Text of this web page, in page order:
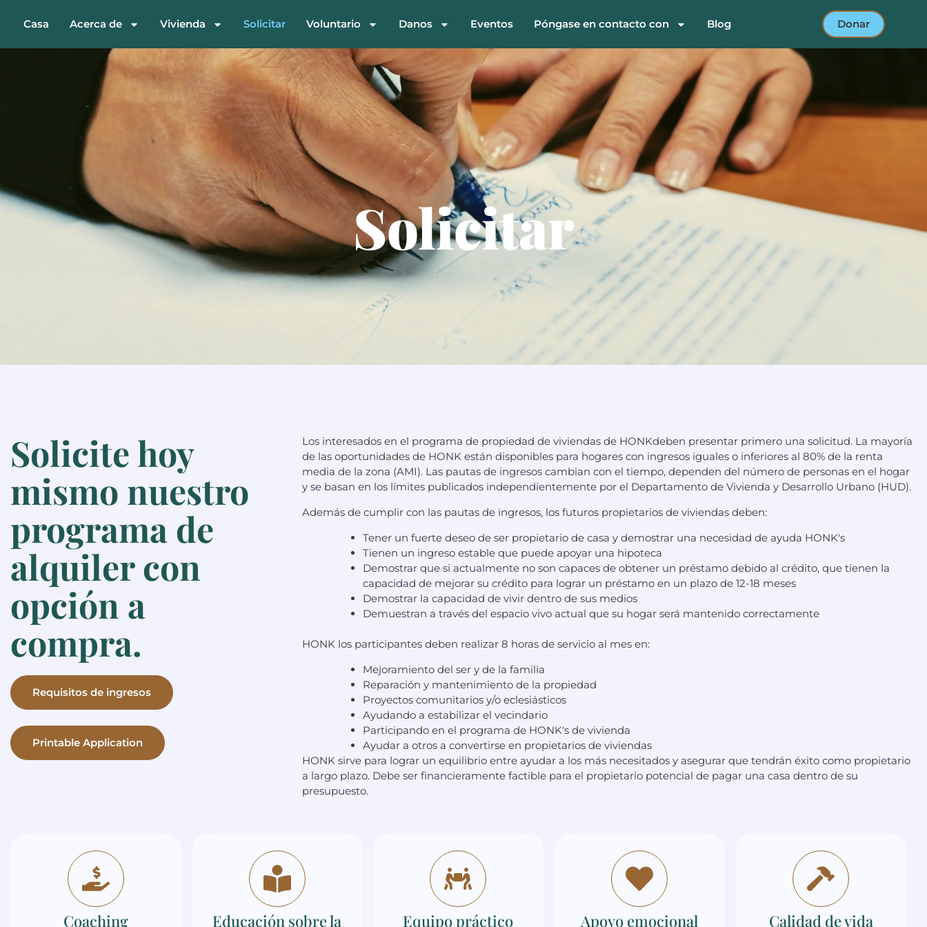
Casa Acerca de Vivienda Solicitar Voluntario Danos Eventos Póngase en contacto con Blog Donar
Apply- HONK lease to own
Solicitar
Solicite hoy
mismo nuestro
programa de
alquiler con
opción a
compra.
Requisitos de ingresos
Printable Application
Los interesados en el programa de propiedad de viviendas de HONKdeben presentar primero una solicitud. La mayoría
de las oportunidades de HONK están disponibles para hogares con ingresos iguales o inferiores al 80% de la renta
media de la zona (AMI). Las pautas de ingresos cambian con el tiempo, dependen del número de personas en el hogar
y se basan en los límites publicados independientemente por el Departamento de Vivienda y Desarrollo Urbano (HUD).
Además de cumplir con las pautas de ingresos, los futuros propietarios de viviendas deben:
Tener un fuerte deseo de ser propietario de casa y demostrar una necesidad de ayuda HONK's
Tienen un ingreso estable que puede apoyar una hipoteca
Demostrar que si actualmente no son capaces de obtener un préstamo debido al crédito, que tienen la
capacidad de mejorar su crédito para lograr un préstamo en un plazo de 12-18 meses
Demostrar la capacidad de vivir dentro de sus medios
Demuestran a través del espacio vivo actual que su hogar será mantenido correctamente
HONK los participantes deben realizar 8 horas de servicio al mes en:
Mejoramiento del ser y de la familia
Reparación y mantenimiento de la propiedad
Proyectos comunitarios y/o eclesiásticos
Ayudando a estabilizar el vecindario
Participando en el programa de HONK's de vivienda
Ayudar a otros a convertirse en propietarios de viviendas
HONK sirve para lograr un equilibrio entre ayudar a los más necesitados y asegurar que tendrán éxito como propietario
a largo plazo. Debe ser financieramente factible para el propietario potencial de pagar una casa dentro de su
presupuesto.
Coaching Educación sobre la Equipo práctico Apoyo emocional Calidad de vida